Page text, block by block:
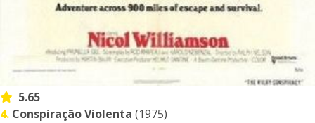
5.65
4. Conspiração Violenta (1975)